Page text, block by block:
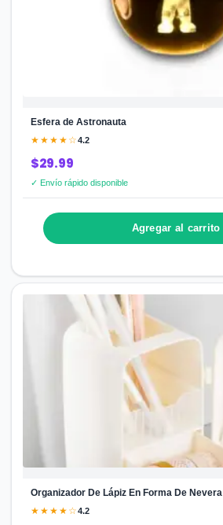
Esfera de Astronauta
★★★★☆4.2
$29.99
✓ Envío rápido disponible
Agregar al carrito
Organizador De Lápiz En Forma De Nevera
★★★★☆4.2